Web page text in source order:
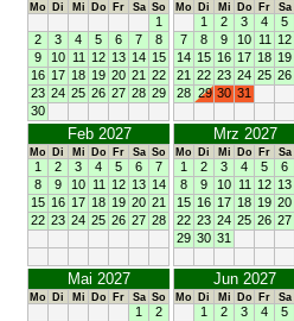
Mo Di Mi Do Fr Sa So
1
2
3 4 5 6 7
8
9
10 11 12 13 14 15
16 17 18 19 20 21 22
23 24 25 26 27 28 29
30
Mo Di Mi Do Fr Sa
1 2 3 4 5
7
8 9 10 11 12
14 15 16 17 18 19
21 22 23 24 25 26
28 29 30 31
Feb 2027
Mo Di Mi Do Fr Sa So
1 2 3 4 5 6
7
8
9 10 11 12 13 14
15 16 17 18 19 20 21
22 23 24 25 26 27 28
Mrz 2027
Mo Di Mi Do Fr Sa
1 2 3 4 5 6
8
9 10 11 12 13
15 16 17 18 19 20
22 23 24 25 26 27
29 30 31
Mai 2027
Mo Di Mi Do Fr Sa So
1
2
Jun 2027
Mo Di Mi Do Fr Sa
1 2 3 4 5